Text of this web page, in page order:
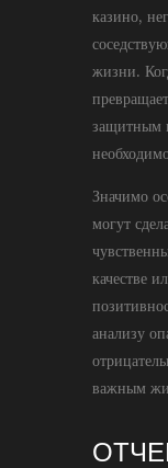
казино,
жизни.
защитным
Значимо
могут
качестве
анализу
важным